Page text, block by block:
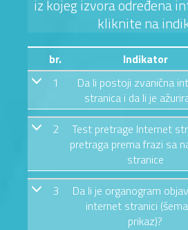
iz kojeg izvora određena
kliknite na
br. Indikator
1
Da li postoji zvanična
stranica i da li je
2
Test pretrage Internet
pretraga prema frazi sa
stranice
3
Da li je organogram
internet stranici
prikaz)?